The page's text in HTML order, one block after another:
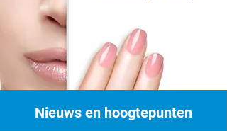
Nieuws en hoogtepunten